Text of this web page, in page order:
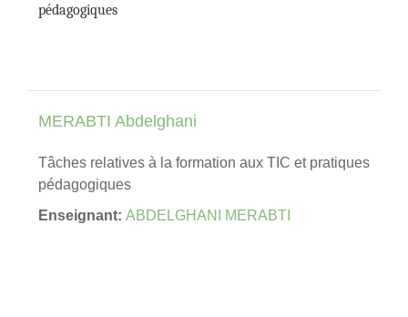
pédagogiques
MERABTI Abdelghani
Tâches relatives à la formation aux TIC et pratiques
pédagogiques
Enseignant: ABDELGHANI MERABTI